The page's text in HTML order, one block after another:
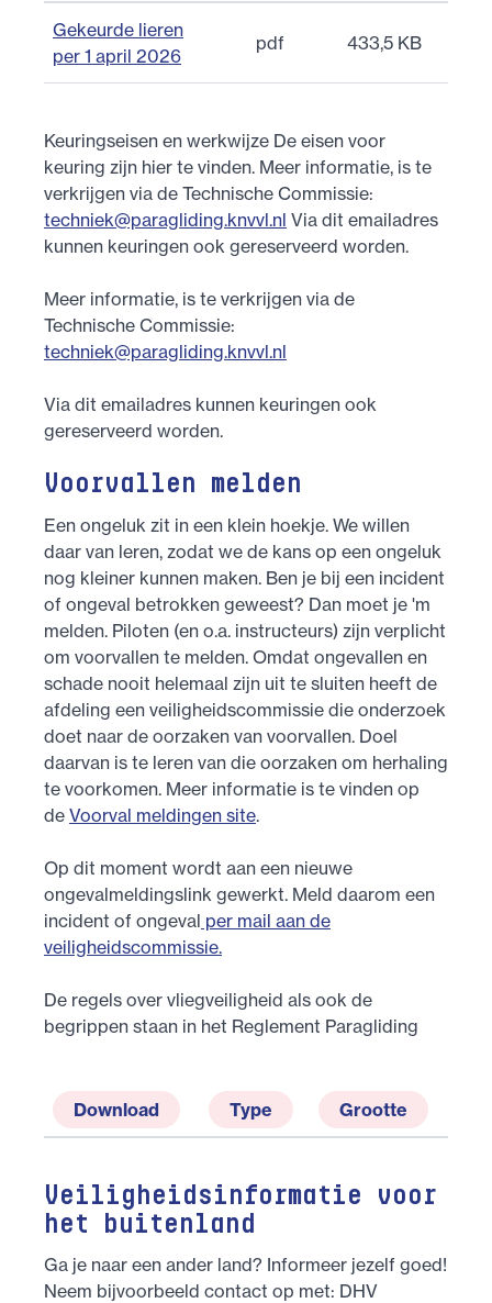
Gekeurde lieren
per 1 april 2026
pdf 433,5 KB
Keuringseisen en werkwijze De eisen voor
keuring zijn hier te vinden. Meer informatie, is te
verkrijgen via de Technische Commissie:
techniek@paragliding.knvvl.nl Via dit emailadres
kunnen keuringen ook gereserveerd worden.
Meer informatie, is te verkrijgen via de
Technische Commissie:
techniek@paragliding.knvvl.nl
Via dit emailadres kunnen keuringen ook
gereserveerd worden.
Voorvallen melden
Een ongeluk zit in een klein hoekje. We willen
daar van leren, zodat we de kans op een ongeluk
nog kleiner kunnen maken. Ben je bij een incident
of ongeval betrokken geweest? Dan moet je 'm
melden. Piloten (en o.a. instructeurs) zijn verplicht
om voorvallen te melden. Omdat ongevallen en
schade nooit helemaal zijn uit te sluiten heeft de
afdeling een veiligheidscommissie die onderzoek
doet naar de oorzaken van voorvallen. Doel
daarvan is te leren van die oorzaken om herhaling
te voorkomen. Meer informatie is te vinden op
de Voorval meldingen site.
Op dit moment wordt aan een nieuwe
ongevalmeldingslink gewerkt. Meld daarom een
incident of ongeval per mail aan de
veiligheidscommissie.
De regels over vliegveiligheid als ook de
begrippen staan in het Reglement Paragliding
Download Type Grootte
Veiligheidsinformatie voor
het buitenland
Ga je naar een ander land? Informeer jezelf goed!
Neem bijvoorbeeld contact op met: DHV